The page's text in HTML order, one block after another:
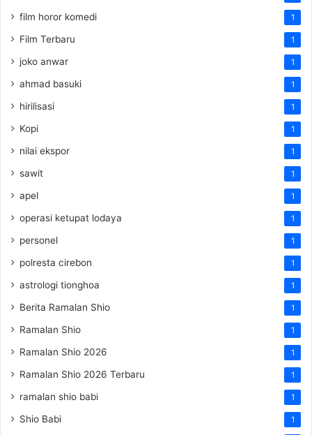
film horor komedi 1
Film Terbaru 1
joko anwar 1
ahmad basuki 1
hirilisasi 1
Kopi 1
nilai ekspor 1
sawit 1
apel 1
operasi ketupat lodaya 1
personel 1
polresta cirebon 1
astrologi tionghoa 1
Berita Ramalan Shio 1
Ramalan Shio 1
Ramalan Shio 2026 1
Ramalan Shio 2026 Terbaru 1
ramalan shio babi 1
Shio Babi 1